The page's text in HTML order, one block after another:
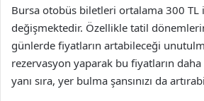
Bursa otobüs biletleri ortalama 300 TL
değişmektedir. Özellikle tatil
günlerde fiyatların artabileceği
rezervasyon yaparak bu fiyatların daha
yanı sıra, yer bulma şansınızı da